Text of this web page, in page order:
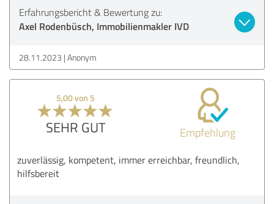
Erfahrungsbericht & Bewertung zu:
Axel Rodenbüsch, Immobilienmakler IVD
28.11.2023 Anonym
5,00 von 5
SEHR GUT Empfehlung
zuverlässig, kompetent, immer erreichbar, freundlich,
hilfsbereit